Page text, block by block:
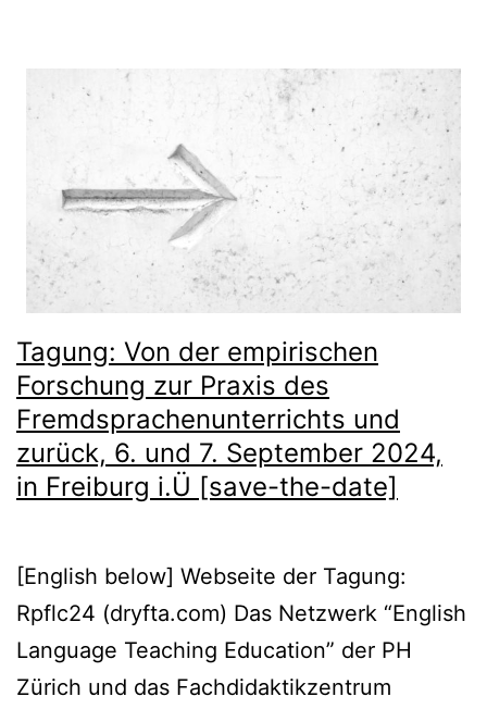
Tagung: Von der empirischen
Forschung zur Praxis des
Fremdsprachenunterrichts und
zurück, 6. und 7. September 2024,
in Freiburg i.Ü [save-the-date]
[English below] Webseite der Tagung:
Rpflc24 (dryfta.com) Das Netzwerk “English
Language Teaching Education” der PH
Zürich und das Fachdidaktikzentrum